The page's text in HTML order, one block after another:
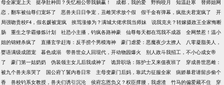
母全家宠上天
挺孕肚种田？失忆相公带我躺赢！ 成都，我的爱 野狗咬月 知温赴寒
替师姐网
恋，翻车被仙尊们宠坏了
恶兽夫日日争宠，丑雌哭求放个假 假千金有弹幕，疯批夫君宠疯了
开
局强吻贵校F4，假名媛被宠疯
挨骂涨修为？满城大佬求我当师妹
说我克夫？转嫁摄政王全家悔断
肠
重生之学霸修炼计划 社恐小主播，钓疯各路神豪 仙尊每天都在骂我不成器
全网禁惹！温小
姐的锦鲤杀疯了
直播玄学赶海：反手捞个男模海神 豪门虐爱：恶魔夜少太撩人
八零凝脂美人，
婴语满级成团宠
暮色成溺 带兽世众人回现代，开动物园爆火
别人政斗我招工，不小心成女帝
了
豪门第一姑奶奶 伪装领主女儿后我成神了 诡异职场：陈护士又来值夜班了
穿成兽世恶雌：
被九个兽夫亲哭了
国公府丫鬟内卷日常 主母变豪门后妈，靠武力征服全家
病娇暴君请留步偷个
香
兽校钓系女教授，兽夫们诱引沉沦 侯府忘恩负义？权臣撑腰，我虐渣 竹马的偏爱藏不住 穿